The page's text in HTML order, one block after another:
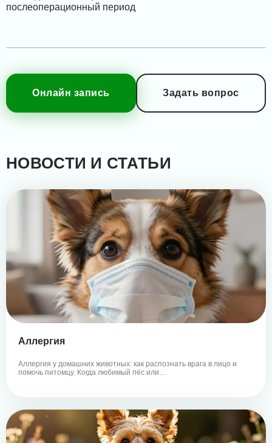
послеоперационный период
Онлайн запись Задать вопрос
НОВОСТИ И СТАТЬИ
Аллергия
Аллергия у домашних животных: как распознать врага в лицо и
помочь питомцу. Когда любимый пёс или…